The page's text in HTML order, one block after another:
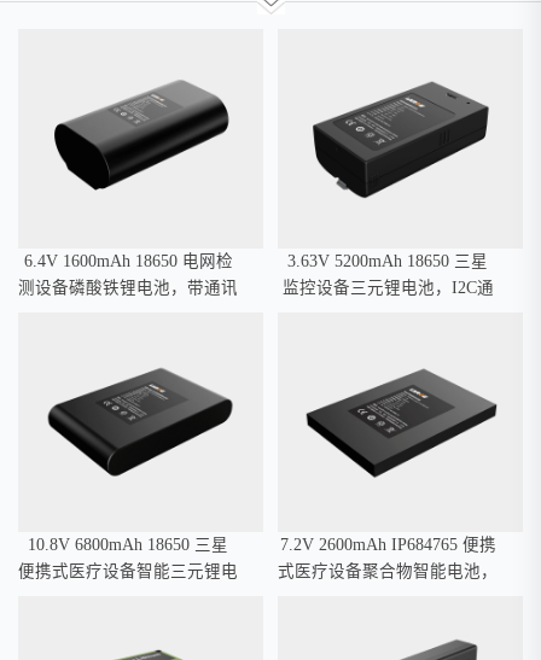
储能锂电池 磷酸铁锂电池 18650锂电池
48V锂电池
宽温锂电池
6.4V 1600mAh 18650 电网检
测设备磷酸铁锂电池，带通讯
3.63V 5200mAh 18650 三星
监控设备三元锂电池，I2C通
10.8V 6800mAh 18650 三星
便携式医疗设备智能三元锂电
7.2V 2600mAh IP684765 便携
式医疗设备聚合物智能电池，